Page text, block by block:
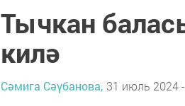
Тычкан
килә
Сәмига Сәүбанова, 31 июль 2024